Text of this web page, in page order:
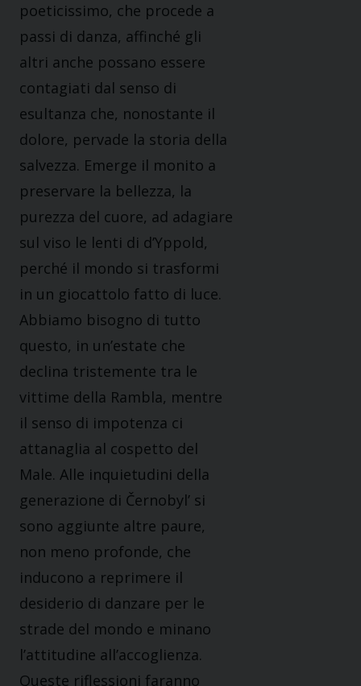
poeticissimo, che procede a
passi di danza, affinché gli
altri anche possano essere
contagiati dal senso di
esultanza che, nonostante il
dolore, pervade la storia della
salvezza. Emerge il monito a
preservare la bellezza, la
purezza del cuore, ad adagiare
sul viso le lenti di d’Yppold,
perché il mondo si trasformi
in un giocattolo fatto di luce.
Abbiamo bisogno di tutto
questo, in un’estate che
declina tristemente tra le
vittime della Rambla, mentre
il senso di impotenza ci
attanaglia al cospetto del
Male. Alle inquietudini della
generazione di Černobyl’ si
sono aggiunte altre paure,
non meno profonde, che
inducono a reprimere il
desiderio di danzare per le
strade del mondo e minano
l’attitudine all’accoglienza.
Queste riflessioni faranno